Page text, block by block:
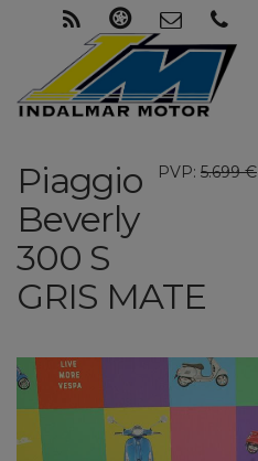
PVP: 5.699 €
Piaggio
Beverly
300 S
GRIS MATE